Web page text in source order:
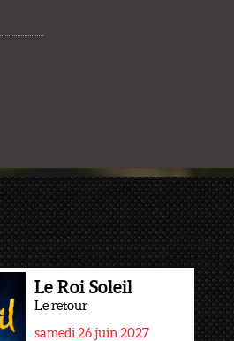
Le Roi Soleil
Le retour
samedi 26 juin 2027